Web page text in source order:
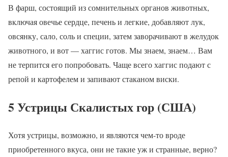
В фарш, состоящий из сомнительных органов животных,
включая овечье сердце, печень и легкие, добавляют лук,
овсянку, сало, соль и специи, затем заворачивают в желудок
животного, и вот — хаггис готов. Мы знаем, знаем… Вам
не терпится его попробовать. Чаще всего хаггис подают с
репой и картофелем и запивают стаканом виски.
5 Устрицы Скалистых гор (США)
Хотя устрицы, возможно, и являются чем-то вроде
приобретенного вкуса, они не такие уж и странные, верно?